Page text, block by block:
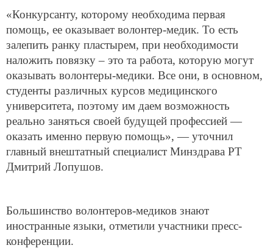
«Конкурсанту, которому необходима первая
помощь, ее оказывает волонтер-медик. То есть
залепить ранку пластырем, при необходимости
наложить повязку – это та работа, которую могут
оказывать волонтеры-медики. Все они, в основном,
студенты различных курсов медицинского
университета, поэтому им даем возможность
реально заняться своей будущей профессией —
оказать именно первую помощь», — уточнил
главный внештатный специалист Минздрава РТ
Дмитрий Лопушов.
Большинство волонтеров-медиков знают
иностранные языки, отметили участники пресс-
конференции.